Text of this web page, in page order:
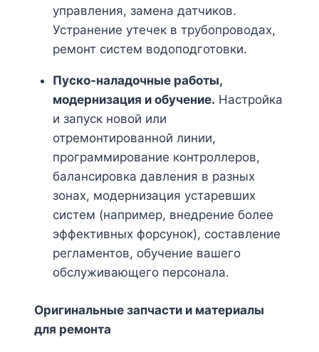
управления, замена датчиков.
Устранение утечек в трубопроводах,
ремонт систем водоподготовки.
Пуско-наладочные работы,
модернизация и обучение. Настройка
и запуск новой или
отремонтированной линии,
программирование контроллеров,
балансировка давления в разных
зонах, модернизация устаревших
систем (например, внедрение более
эффективных форсунок), составление
регламентов, обучение вашего
обслуживающего персонала.
Оригинальные запчасти и материалы
для ремонта